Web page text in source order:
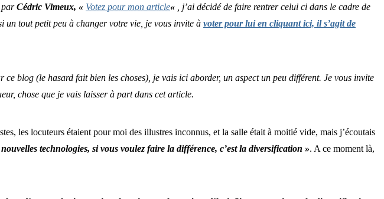
parCédric Vimeux, « Votez pour mon article«
, j’ai décidé de faire rentrer celui ci dans le cadre de
un tout petit peu à changer votre vie, je vous invite à voter pour lui en cliquant ici, il s’agit de
ce blog (le hasard fait bien les choses), je vais ici aborder, un aspect un peu différent. Je vous invite
chose que je vais laisser à part dans cet article.
les locuteurs étaient pour moi des illustres inconnus, et la salle était à moitié vide, mais j’écoutais
technologies, si vous voulez faire la différence, c’est la diversification ». A ce moment là,